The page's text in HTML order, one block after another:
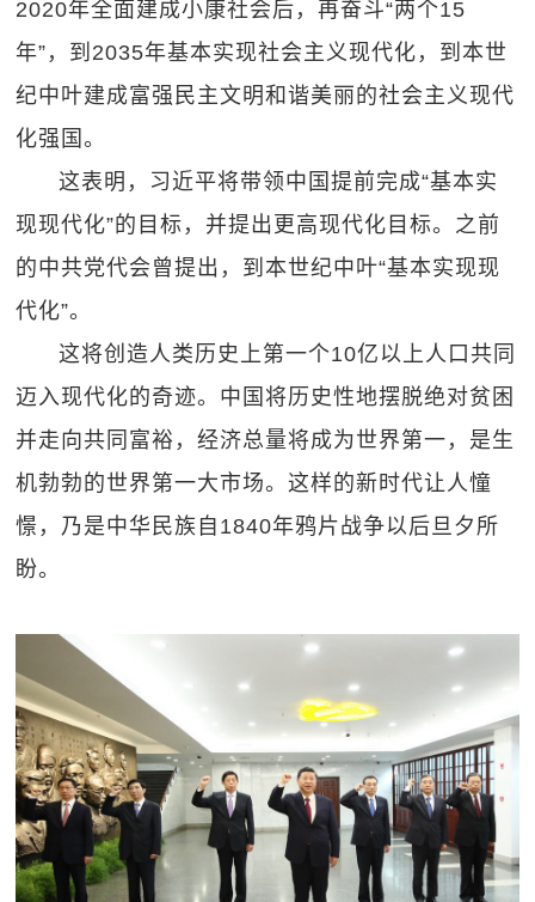
2020年全面建成小康社会后，再奋斗“两个15
年”，到2035年基本实现社会主义现代化，到本世
纪中叶建成富强民主文明和谐美丽的社会主义现代
化强国。
这表明，习近平将带领中国提前完成“基本实
现现代化”的目标，并提出更高现代化目标。之前
的中共党代会曾提出，到本世纪中叶“基本实现现
代化”。
这将创造人类历史上第一个10亿以上人口共同
迈入现代化的奇迹。中国将历史性地摆脱绝对贫困
并走向共同富裕，经济总量将成为世界第一，是生
机勃勃的世界第一大市场。这样的新时代让人憧
憬，乃是中华民族自1840年鸦片战争以后旦夕所
盼。